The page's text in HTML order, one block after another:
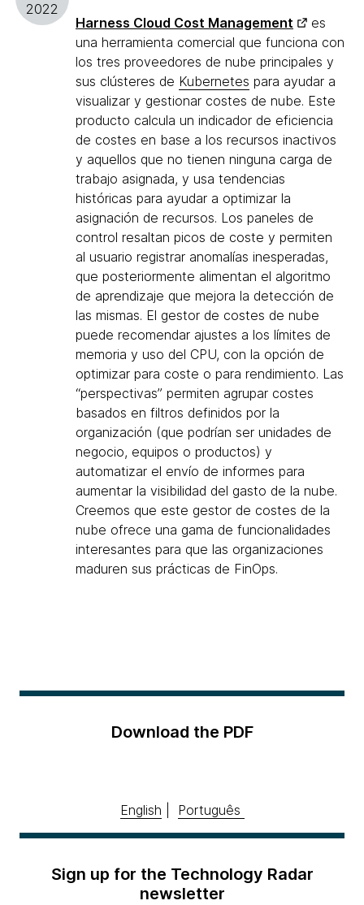
2022
Harness Cloud Cost Management
es
una herramienta comercial que funciona con
los tres proveedores de nube principales y
sus clústeres de Kubernetes para ayudar a
visualizar y gestionar costes de nube. Este
producto calcula un indicador de eficiencia
de costes en base a los recursos inactivos
y aquellos que no tienen ninguna carga de
trabajo asignada, y usa tendencias
históricas para ayudar a optimizar la
asignación de recursos. Los paneles de
control resaltan picos de coste y permiten
al usuario registrar anomalías inesperadas,
que posteriormente alimentan el algoritmo
de aprendizaje que mejora la detección de
las mismas. El gestor de costes de nube
puede recomendar ajustes a los límites de
memoria y uso del CPU, con la opción de
optimizar para coste o para rendimiento. Las
“perspectivas” permiten agrupar costes
basados en filtros definidos por la
organización (que podrían ser unidades de
negocio, equipos o productos) y
automatizar el envío de informes para
aumentar la visibilidad del gasto de la nube.
Creemos que este gestor de costes de la
nube ofrece una gama de funcionalidades
interesantes para que las organizaciones
maduren sus prácticas de FinOps.
Download the PDF
English Português
Sign up for the Technology Radar
newsletter